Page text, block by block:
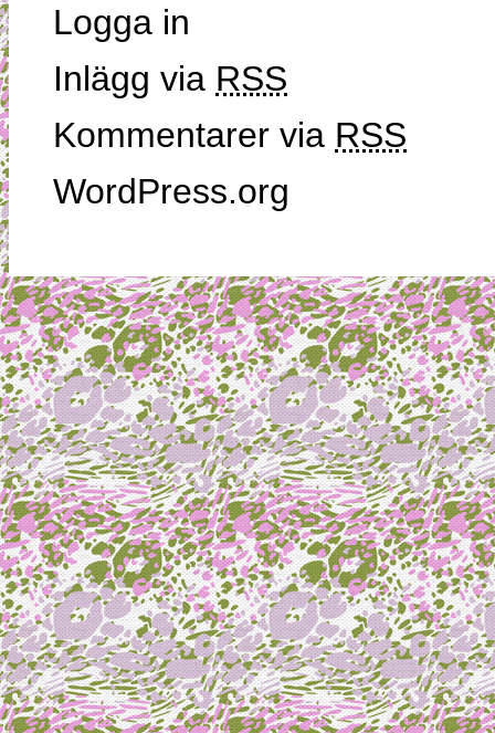
Logga in
Inlägg via RSS
Kommentarer via RSS
WordPress.org